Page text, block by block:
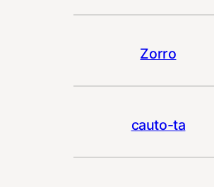
Zorro
cauto-ta